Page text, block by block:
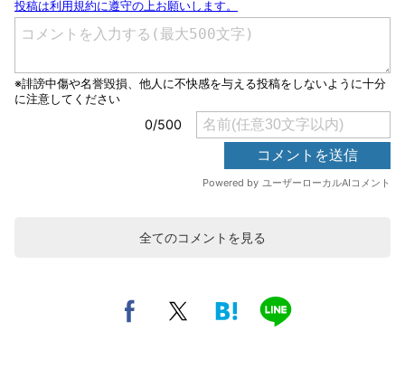
全てのコメントを見る